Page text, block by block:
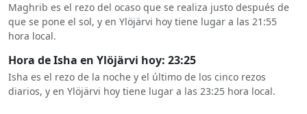
Maghrib es el rezo del ocaso que se realiza justo después de
que se pone el sol, y en Ylöjärvi hoy tiene lugar a las 21:55
hora local.
Hora de Isha en Ylöjärvi hoy: 23:25
Isha es el rezo de la noche y el último de los cinco rezos
diarios, y en Ylöjärvi hoy tiene lugar a las 23:25 hora local.